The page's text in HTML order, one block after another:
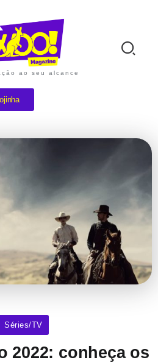
ao seu alcance
Séries/TV
2022: conheça os